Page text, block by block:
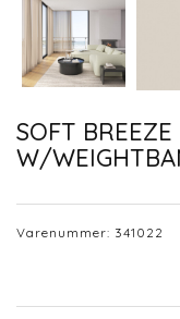
SOFT
W/
Varenummer: 341022